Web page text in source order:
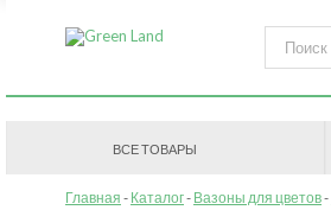
ВСЕ ТОВАРЫ
Главная Каталог Вазоны для цветов